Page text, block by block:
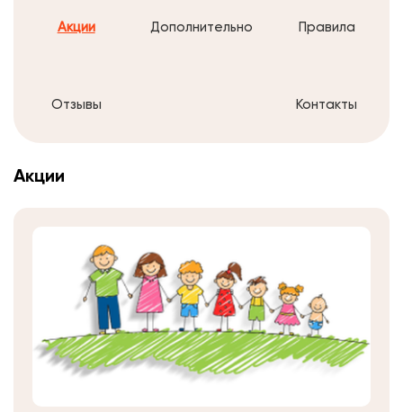
Акции Дополнительно Правила
Отзывы Контакты
Акции